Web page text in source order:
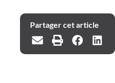
Partager cet article